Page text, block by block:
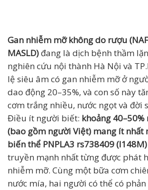
Gan nhiễm mỡ không do rượu
MASLD) đang là dịch bệnh thầm
nghiên cứu nội thành Hà Nội và
lệ siêu âm có gan nhiễm mỡ ở
dao động 20–35%, và con số này
cơm trắng nhiều, nước ngọt và đời
Điều ít người biết: khoảng
(bao gồm người Việt) mang ít nhất
biến thể PNPLA3 rs738409 (I148M)
truyền mạnh nhất từng được phát
nhiễm mỡ. Cùng một bữa cơm
nước mía, hai người có thể có